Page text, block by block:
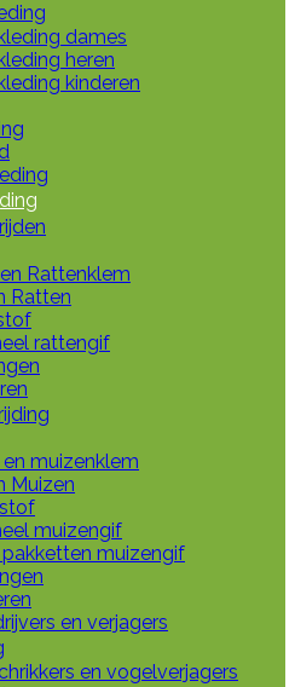
dames
heren
kinderen
Rattenklem
Ratten
rattengif
muizenklem
Muizen
muizengif
muizengif
en verjagers
en vogelverjagers